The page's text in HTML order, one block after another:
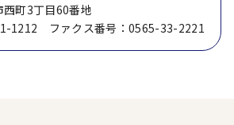
町3丁目60番地
1212 ファクス番号：0565-33-2221